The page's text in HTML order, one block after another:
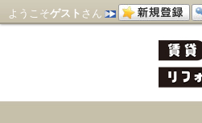
ようこそゲスト さん